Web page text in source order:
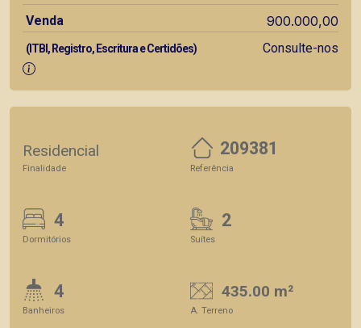
Venda 900.000,00
(ITBI, Registro, Escritura e Certidões) Consulte-nos
Residencial
Finalidade
209381
Referência
4
Dormitórios
2
Suítes
4
Banheiros
435.00 m²
A. Terreno